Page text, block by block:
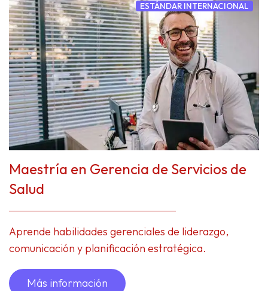
ESTÁNDAR INTERNACIONAL
Maestría en Gerencia de Servicios de
Salud
Aprende habilidades gerenciales de liderazgo,
comunicación y planificación estratégica.
Más información